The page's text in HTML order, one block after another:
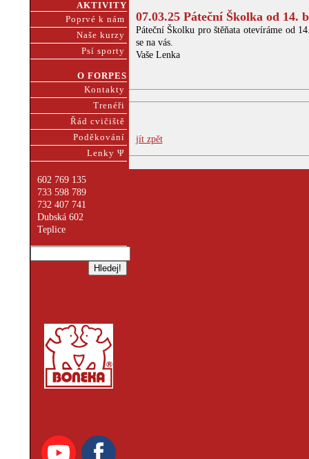
AKTIVITY
Poprvé k nám
Naše kurzy
Psí sporty
O FORPES
Kontakty
Trenéři
Řád cvičiště
Poděkování
Lenky Ψ
602 769 135
733 598 789
732 407 741
Dubská 602
Teplice
07.03.25 Páteční Školka od 14.
Páteční Školku pro štěňata otevíráme od
se na vás.
Vaše Lenka
jít zpět